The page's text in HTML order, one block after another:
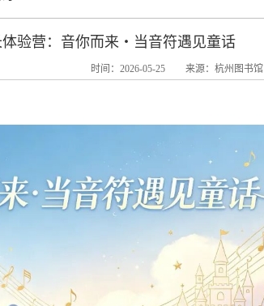
验营：音你而来・当音符遇见童话
时间：2026-05-25 来源：杭州图书馆